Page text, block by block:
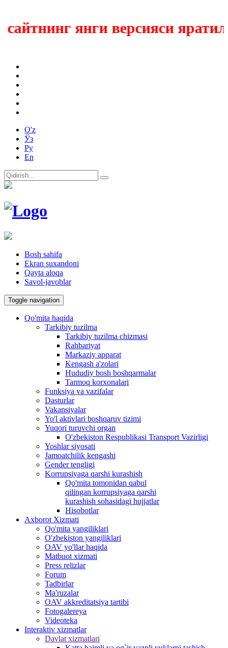
янги версияси
O'z
Ўз
Ру
En
Bosh sahifa
Ekran suxandoni
Qayta aloqa
Savol-javoblar
Toggle navigation
Qo'mita haqida
Tarkibiy tuzilma
Tarkibiy tuzilma chizmasi
Rahbariyat
Markaziy apparat
Kengash a'zolari
Hududiy bosh boshqarmalar
Tarmoq korxonalari
Funksiya va vazifalar
Dasturlar
Vakansiyalar
Yo'l aktivlari boshqaruv tizimi
Yuqori turuvchi organ
O'zbekiston Respublikasi Transport Vazirligi
Yoshlar siyosati
Jamoatchilik kengashi
Gender tengligi
Korrupsiyaga qarshi kurashish
Qo'mita tomonidan qabul
qilingan korrupsiyaga qarshi
kurashish sohasidagi hujjatlar
Hisobotlar
Аxborot Xizmati
Qo'mita yangiliklari
O'zbekiston yangiliklari
OAV yo'llar haqida
Matbuot xizmati
Press relizlar
Forum
Tadbirlar
Ma'ruzalar
OAV akkreditatsiya tartibi
Fotogalereya
Videoteka
Interaktiv xizmatlar
Davlat xizmatlari